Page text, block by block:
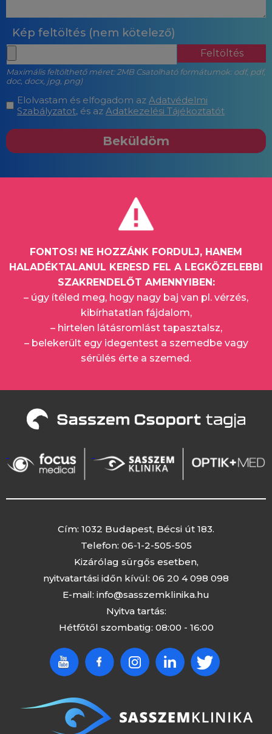
Kép feltöltés (nem kötelező)
Maximális feltölthető méret: 2MB Csatolható formátumok: odf, pdf,
doc, docx, jpg, png)
Elolvastam és elfogadom az Adatvédelmi
Szabályzatot, és az Adatkezelési Tájékoztatót
FONTOS! NE HOZZÁNK FORDULJ, HANEM
HALADÉKTALANUL KERESD FEL A LEGKÖZELEBBI
SZAKRENDELŐT AMENNYIBEN:
– úgy ítéled meg, hogy nagy baj van pl. vérzés,
kibírhatatlan fájdalom,
– hirtelen látásromlást tapasztalsz,
– belekerült egy idegentest a szemedbe vagy
sérülés érte a szemed.
Cím: 1032 Budapest, Bécsi út 183.
Telefon: 06-1-2-505-505
Kizárólag sürgős esetben,
nyitvatartási időn kívül: 06 20 4 098 098
E-mail: info@sasszemklinika.hu
Nyitva tartás:
Hétfőtől szombatig: 08:00 - 16:00